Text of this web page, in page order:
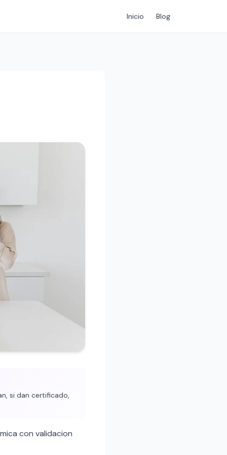
Inicio Blog
si dan certificado,
con validacion